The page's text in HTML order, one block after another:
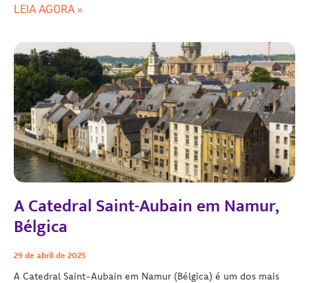
LEIA AGORA »
A Catedral Saint-Aubain em Namur,
Bélgica
29 de abril de 2025
A Catedral Saint-Aubain em Namur (Bélgica) é um dos mais